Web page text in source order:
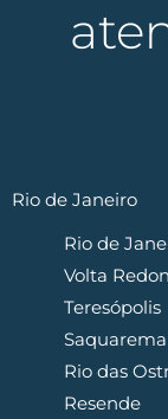
Rio de Janeiro
Rio de
Volta
Teresópolis
Saquarema
Rio das
Resende